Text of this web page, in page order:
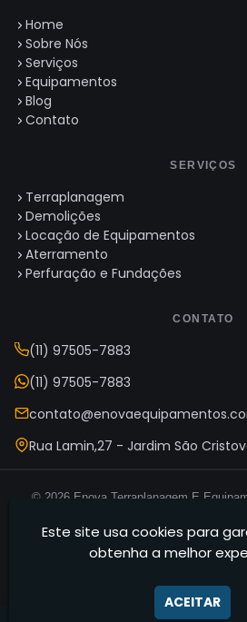
Home
Sobre Nós
Serviços
Equipamentos
Blog
Contato
SERVIÇOS
Terraplanagem
Demolições
Locação de Equipamentos
Aterramento
Perfuração e Fundações
CONTATO
(11) 97505-7883
(11) 97505-7883
Rua Lamin,27 - Jardim São
© 2026 Enova Terraplanagem E
Enova Terraplanagem E Equipamentos
Termos de Uso·Política de
Este site usa cookies para
obtenha a melhor
ACEITAR